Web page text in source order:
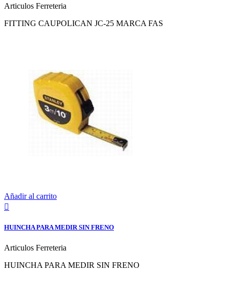
Articulos Ferreteria
FITTING CAUPOLICAN JC-25 MARCA FAS
Añadir al carrito

HUINCHA PARA MEDIR SIN FRENO
Articulos Ferreteria
HUINCHA PARA MEDIR SIN FRENO